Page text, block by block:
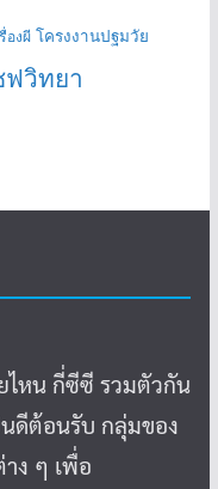
องผี โครงงานปฐมวัย
ฟวิทยา
ไหน กี่ซีซี รวมตัวกัน
ดีต้อนรับ กลุ่มของ
ง ๆ เพื่อ